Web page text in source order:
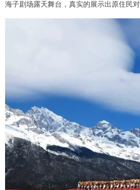
海子剧场露天舞台，真实的展示出原住民对